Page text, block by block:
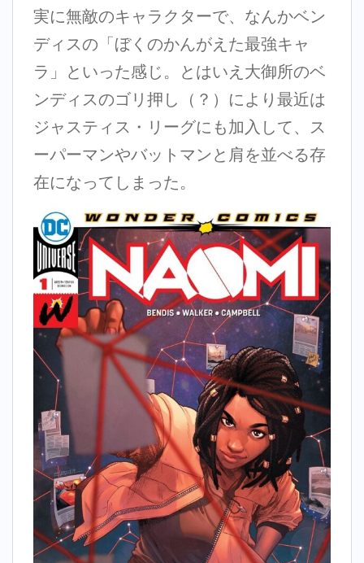
実に無敵のキャラクターで、なんかベン
ディスの「ぼくのかんがえた最強キャ
ラ」といった感じ。とはいえ大御所のベ
ンディスのゴリ押し（？）により最近は
ジャスティス・リーグにも加入して、ス
ーパーマンやバットマンと肩を並べる存
在になってしまった。